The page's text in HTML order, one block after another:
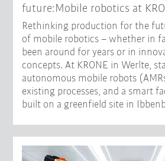
future:Mobile robotics at
Rethinking production for the
of mobile robotics – whether in
been around for years or in
concepts. At KRONE in Werlte,
autonomous mobile robots
existing processes, and a smart
built on a greenfield site in